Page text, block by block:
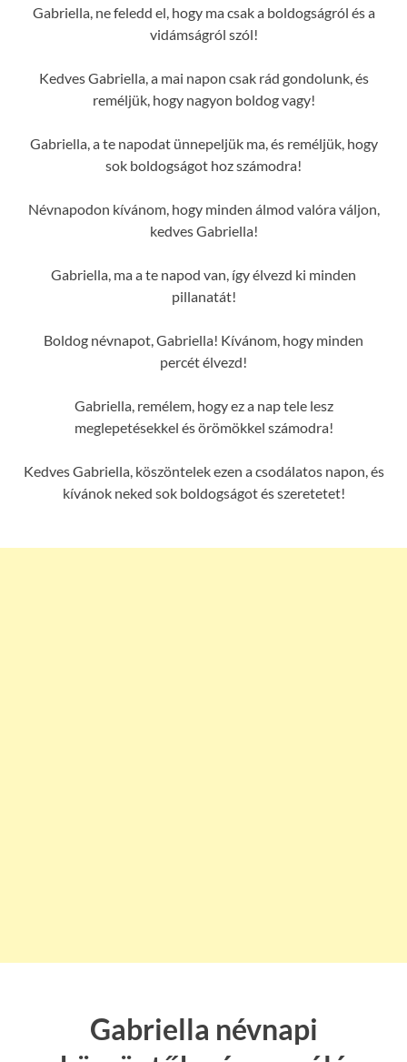
Gabriella, ne feledd el, hogy ma csak a boldogságról és a
vidámságról szól!
Kedves Gabriella, a mai napon csak rád gondolunk, és
reméljük, hogy nagyon boldog vagy!
Gabriella, a te napodat ünnepeljük ma, és reméljük, hogy
sok boldogságot hoz számodra!
Névnapodon kívánom, hogy minden álmod valóra váljon,
kedves Gabriella!
Gabriella, ma a te napod van, így élvezd ki minden
pillanatát!
Boldog névnapot, Gabriella! Kívánom, hogy minden
percét élvezd!
Gabriella, remélem, hogy ez a nap tele lesz
meglepetésekkel és örömökkel számodra!
Kedves Gabriella, köszöntelek ezen a csodálatos napon, és
kívánok neked sok boldogságot és szeretetet!
Gabriella névnapi